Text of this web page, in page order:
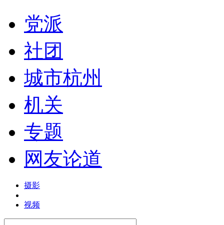
党派
社团
城市杭州
机关
专题
网友论道
摄影
视频